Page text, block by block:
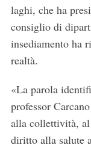
laghi, che ha
consiglio di
insediamento ha
realtà.
«La parola
professor
alla collettività,
diritto alla salute